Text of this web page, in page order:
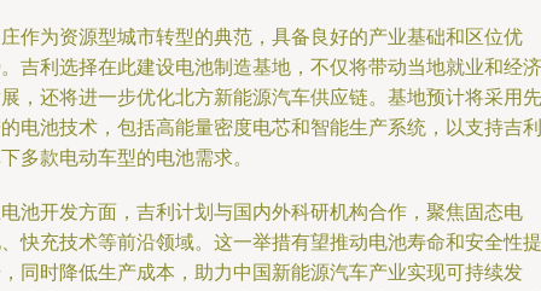
作为资源型城市转型的典范，具备良好的产业基础和区位优
吉利选择在此建设电池制造基地，不仅将带动当地就业和经济
，还将进一步优化北方新能源汽车供应链。基地预计将采用先
电池技术，包括高能量密度电芯和智能生产系统，以支持吉利
多款电动车型的电池需求。
池开发方面，吉利计划与国内外科研机构合作，聚焦固态电
快充技术等前沿领域。这一举措有望推动电池寿命和安全性提
同时降低生产成本，助力中国新能源汽车产业实现可持续发